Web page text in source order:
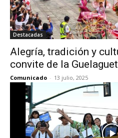
Destacadas
Alegría, tradición y
convite de la
Comunicado - 13 julio, 2025